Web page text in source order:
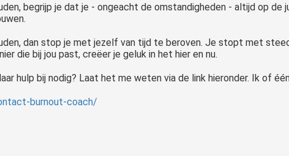
begrijp je dat je - ongeacht de omstandigheden - altijd op
dan stop je met jezelf van tijd te beroven. Je stopt met
die bij jou past, creëer je geluk in het hier en nu.
hulp bij nodig? Laat het me weten via de link hieronder. Ik of
burnout-coach/